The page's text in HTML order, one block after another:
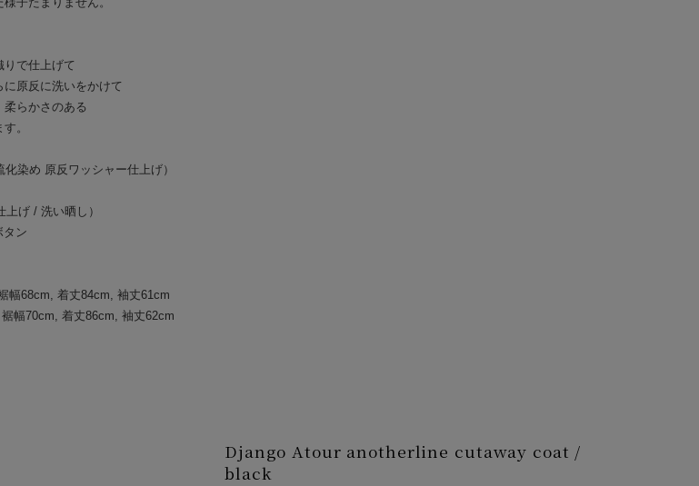
りで仕上げて
原反に洗いをかけて
柔らかさのある
。
染め 原反ワッシャー仕上げ）
げ / 洗い晒し）
タン
68cm, 着丈84cm, 袖丈61cm
70cm, 着丈86cm, 袖丈62cm
Django Atour anotherline cutaway coat /
black